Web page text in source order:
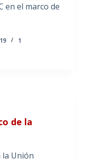
en el marco de
1
de la
la Unión